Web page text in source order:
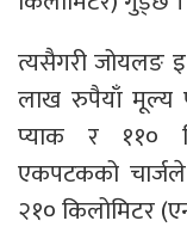
त्यसैगरी जोयलङ
लाख रुपैयाँ मूल्य
प्याक र ११०
एकपटकको चार्जले
२१० किलोमिटर